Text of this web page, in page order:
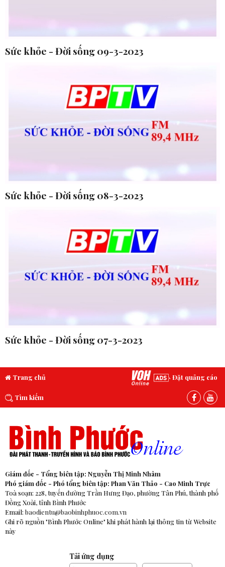
Sức khỏe - Đời sống 09-3-2023
Sức khỏe - Đời sống 08-3-2023
Sức khỏe - Đời sống 07-3-2023
Trang chủ Đặt quảng cáo
Tìm kiếm
Giám đốc - Tổng biên tập: Nguyễn Thị Minh Nhâm
Phó giám đốc - Phó tổng biên tập: Phan Văn Thảo - Cao Minh Trực
Toà soạn: 228, tuyến đường Trần Hưng Đạo, phường Tân Phú, thành phố
Đồng Xoài, tỉnh Bình Phước
Email: baodientu@baobinhphuoc.com.vn
Ghi rõ nguồn "Bình Phước Online" khi phát hành lại thông tin từ Website
này
Tải ứng dụng